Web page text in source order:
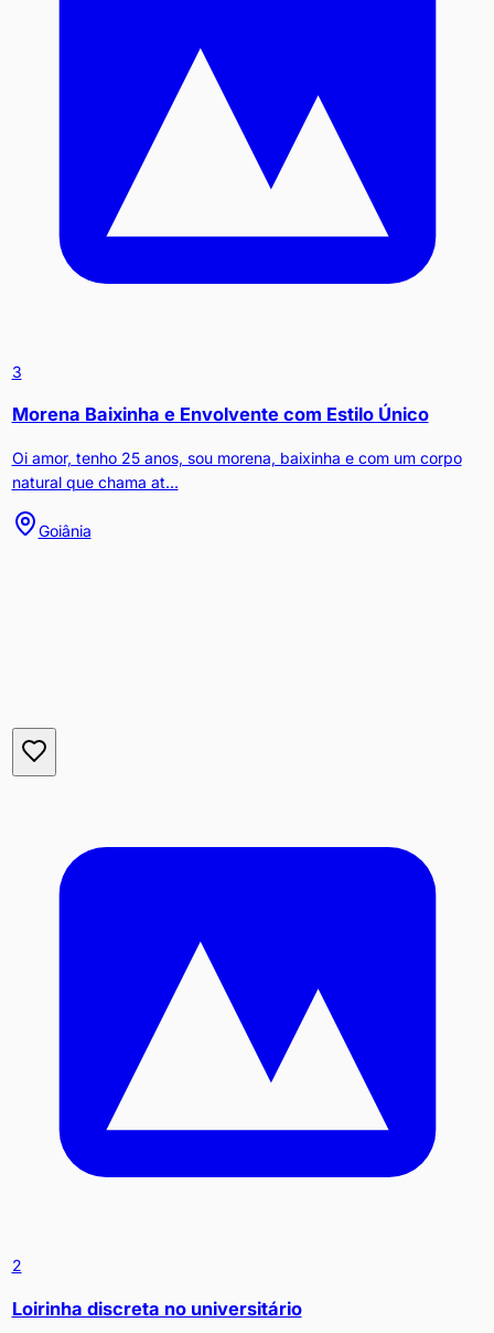
3
Morena Baixinha e Envolvente com Estilo Único
Oi amor, tenho 25 anos, sou morena, baixinha e com um corpo
natural que chama at...
Goiânia
2
Loirinha discreta no universitário